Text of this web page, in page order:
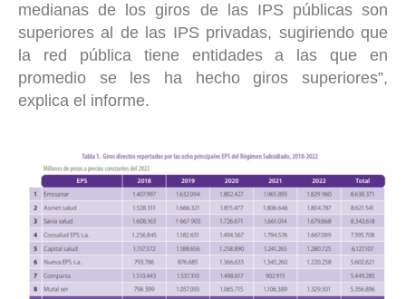
medianas de los giros de las IPS públicas son
superiores al de las IPS privadas, sugiriendo que
la red pública tiene entidades a las que en
promedio se les ha hecho giros superiores”,
explica el informe.